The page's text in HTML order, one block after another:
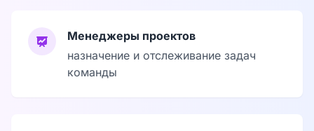
Менеджеры проектов
назначение и отслеживание задач
команды